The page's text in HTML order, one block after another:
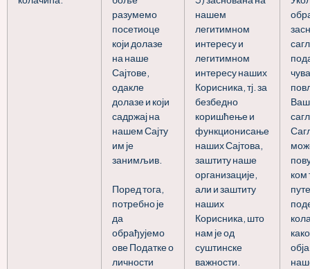
разумемо
посетиоце
који долазе
на наше
Сајтове,
одакле
долазе и који
садржај на
нашем Сајту
им је
занимљив.
Поред тога,
потребно је
да
обрађујемо
ове Податке о
личности
нашем
легитимном
интересу и
легитимном
интересу наших
Корисника, тј. за
безбедно
коришћење и
функционисање
наших Сајтова,
заштиту наше
организације,
али и заштиту
наших
Корисника, што
нам је од
суштинске
важности.
ком